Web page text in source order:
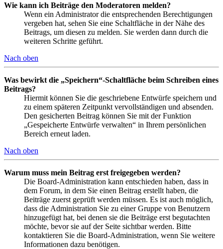
Wie kann ich Beiträge den Moderatoren melden?
Wenn ein Administrator die entsprechenden Berechtigungen
vergeben hat, sehen Sie eine Schaltfläche in der Nähe des
Beitrags, um diesen zu melden. Sie werden dann durch die
weiteren Schritte geführt.
Nach oben
Was bewirkt die „Speichern“-Schaltfläche beim Schreiben eines
Beitrags?
Hiermit können Sie die geschriebene Entwürfe speichern und
zu einem späteren Zeitpunkt vervollständigen und absenden.
Den gesicherten Beitrag können Sie mit der Funktion
„Gespeicherte Entwürfe verwalten“ in Ihrem persönlichen
Bereich erneut laden.
Nach oben
Warum muss mein Beitrag erst freigegeben werden?
Die Board-Administration kann entschieden haben, dass in
dem Forum, in dem Sie einen Beitrag erstellt haben, die
Beiträge zuerst geprüft werden müssen. Es ist auch möglich,
dass die Administration Sie zu einer Gruppe von Benutzern
hinzugefügt hat, bei denen sie die Beiträge erst begutachten
möchte, bevor sie auf der Seite sichtbar werden. Bitte
kontaktieren Sie die Board-Administration, wenn Sie weitere
Informationen dazu benötigen.